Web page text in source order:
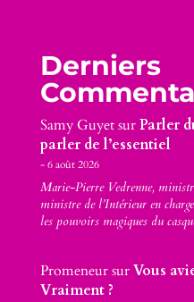
Derniers
Samy GuyetsurParler
parler de l’essentiel
6 août 2026
Marie-Pierre Vedrenne,
ministre de l’Intérieur en
les pouvoirs magiques du
PromeneursurVous
Vraiment ?